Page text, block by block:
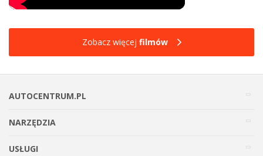
Zobacz więcej filmów
AUTOCENTRUM.PL
NARZĘDZIA
USŁUGI